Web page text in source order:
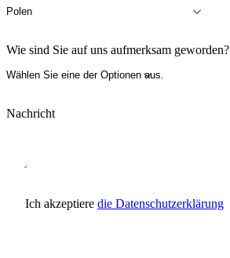
Wie sind Sie auf uns aufmerksam geworden?
Nachricht
Ich akzeptiere die Datenschutzerklärung